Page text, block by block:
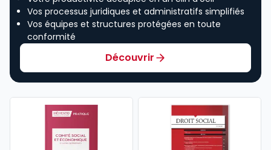
Vos processus juridiques et administratifs simplifiés
Vos équipes et structures protégées en toute
conformité
Découvrir